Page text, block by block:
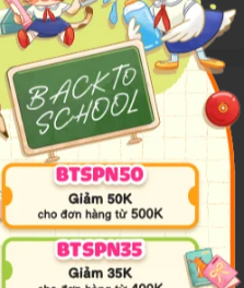
sinh năm đầu cấp 3 với bao
trò tinh nghịch của tuổi mới
Hột mít, Bảnh trai, Răng chuột,
một lớp học thật dễ thương
cảm động và gần gũi. Đây là